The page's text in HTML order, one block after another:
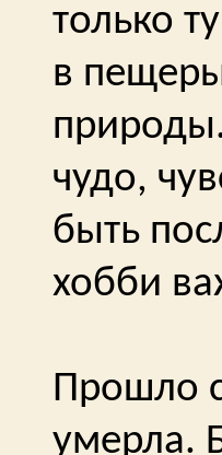
только
в
чудо,
быть
хобби
Прошло
умерла.